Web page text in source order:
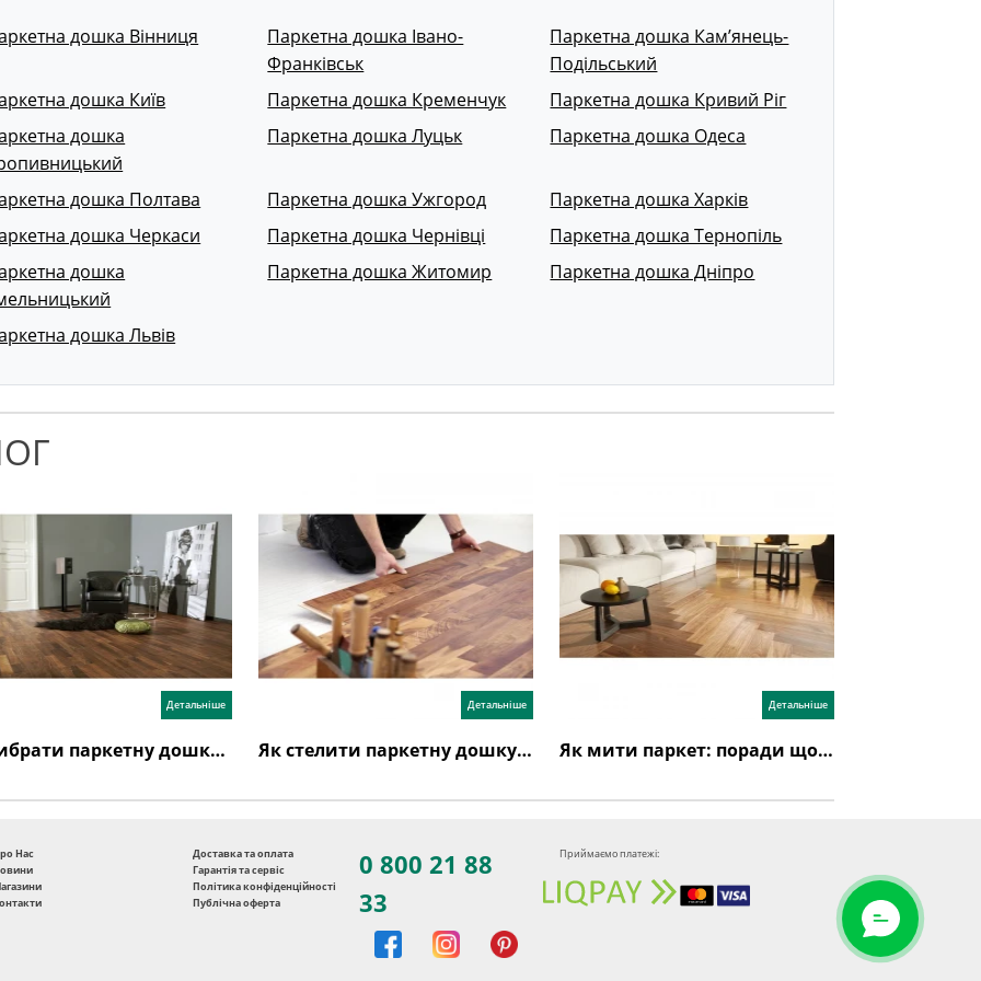
дошка Вінниця
Паркетна дошка Івано-
Франківськ
Паркетна дошка Кам’янець-
Подільський
дошка Київ
Паркетна дошка Кременчук
Паркетна дошка Кривий Ріг
дошка
Паркетна дошка Луцьк Паркетна дошка Одеса
дошка Полтава Паркетна дошка Ужгород
Паркетна дошка Харків
дошка Черкаси
Паркетна дошка Чернівці
Паркетна дошка Тернопіль
дошка
Паркетна дошка Житомир Паркетна дошка Дніпро
дошка Львів
Детальніше
Як вибрати паркетну дошку: поради експертів та відгуки
Детальніше
Як стелити паркетну дошку: інструкція з укладання
Детальніше
Як мити паркет: поради щодо догляду за паркетною дошкою
Нас
Доставка та оплата
Гарантія та сервіс
Політика конфіденційності
Публічна оферта
0 800 21 88
33
Приймаємо платежі: